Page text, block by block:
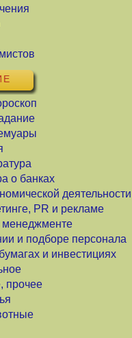
о банках
деятельности
PR и рекламе
менеджменте
и подборе персонала
и инвестициях
прочее